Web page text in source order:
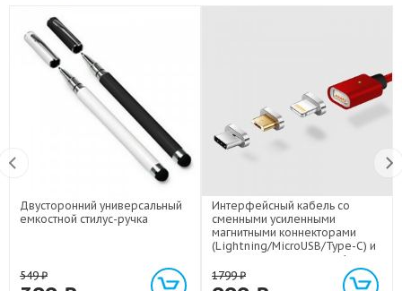
Двусторонний универсальный
емкостной стилус-ручка
549₽
Интерфейсный кабель со
сменными усиленными
магнитными коннекторами
(Lightning/MicroUSB/Type-C) и
световым индикатором 1м
1799₽